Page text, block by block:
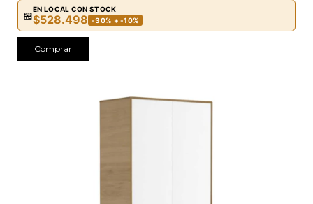
🏪
EN LOCAL CON STOCK
$528.498 -30% + -10%
Comprar